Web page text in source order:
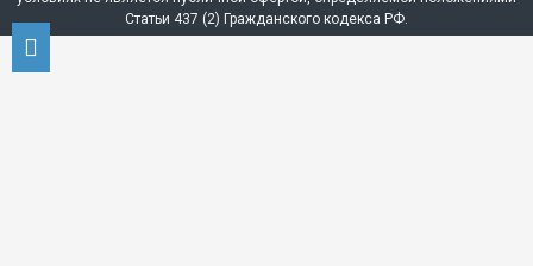
Статьи 437 (2) Гражданского кодекса РФ.